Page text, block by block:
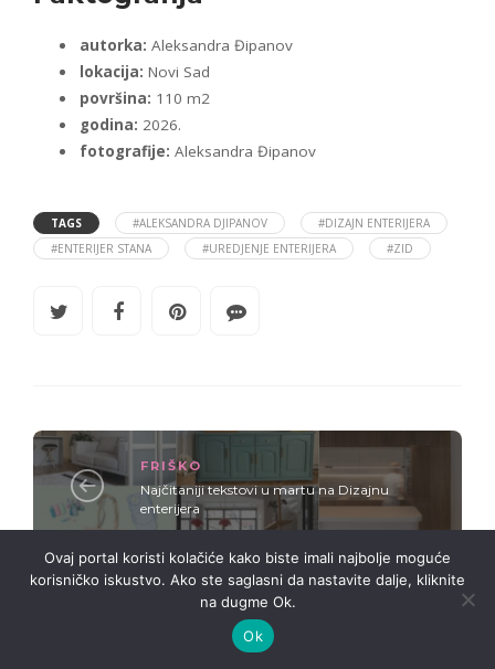
autorka: Aleksandra Đipanov
lokacija: Novi Sad
površina: 110 m2
godina: 2026.
fotografije: Aleksandra Đipanov
TAGS #ALEKSANDRA DJIPANOV
#DIZAJN ENTERIJERA
#ENTERIJER STANA
#UREDJENJE ENTERIJERA #ZID
FRIŠKO
Najčitaniji tekstovi u martu na Dizajnu
enterijera
Akvarijum u enterijeru: Detalj koji menja ceo
Ovaj portal koristi kolačiće kako biste imali najbolje moguće
korisničko iskustvo. Ako ste saglasni da nastavite dalje, kliknite
na dugme Ok.
Ok